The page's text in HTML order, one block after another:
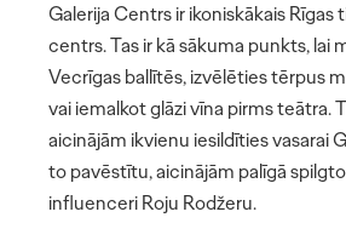
Galerija Centrs ir ikoniskākais Rīgas
centrs. Tas ir kā sākuma punkts, lai
Vecrīgas ballītēs, izvēlēties tērpus
vai iemalkot glāzi vīna pirms teātra.
aicinājām ikvienu iesildīties vasarai
to pavēstītu, aicinājām palīgā
influenceri Roju Rodžeru.
MŪSU DARBI
PAR MUMS